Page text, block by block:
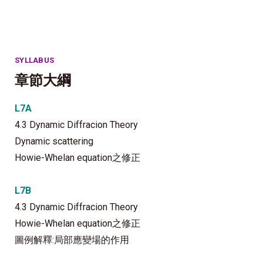
SYLLABUS
章節大綱
L7A
4.3 Dynamic Diffracion Theory
Dynamic scattering
Howie-Whelan equation之修正
L7B
4.3 Dynamic Diffracion Theory
Howie-Whelan equation之修正
圖例解釋:局部應變場的作用